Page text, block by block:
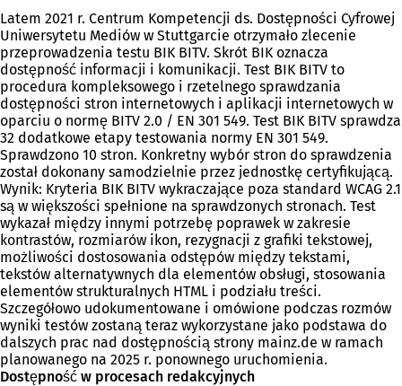
Latem 2021 r. Centrum Kompetencji ds. Dostępności Cyfrowej
Uniwersytetu Mediów w Stuttgarcie otrzymało zlecenie
przeprowadzenia testu BIK BITV. Skrót BIK oznacza
dostępność informacji i komunikacji. Test BIK BITV to
procedura kompleksowego i rzetelnego sprawdzania
dostępności stron internetowych i aplikacji internetowych w
oparciu o normę BITV 2.0 / EN 301 549. Test BIK BITV sprawdza
32 dodatkowe etapy testowania normy EN 301 549.
Sprawdzono 10 stron. Konkretny wybór stron do sprawdzenia
został dokonany samodzielnie przez jednostkę certyfikującą.
Wynik: Kryteria BIK BITV wykraczające poza standard WCAG 2.1
są w większości spełnione na sprawdzonych stronach. Test
wykazał między innymi potrzebę poprawek w zakresie
kontrastów, rozmiarów ikon, rezygnacji z grafiki tekstowej,
możliwości dostosowania odstępów między tekstami,
tekstów alternatywnych dla elementów obsługi, stosowania
elementów strukturalnych HTML i podziału treści.
Szczegółowo udokumentowane i omówione podczas rozmów
wyniki testów zostaną teraz wykorzystane jako podstawa do
dalszych prac nad dostępnością strony mainz.de w ramach
planowanego na 2025 r. ponownego uruchomienia.
Dostępność w procesach redakcyjnych